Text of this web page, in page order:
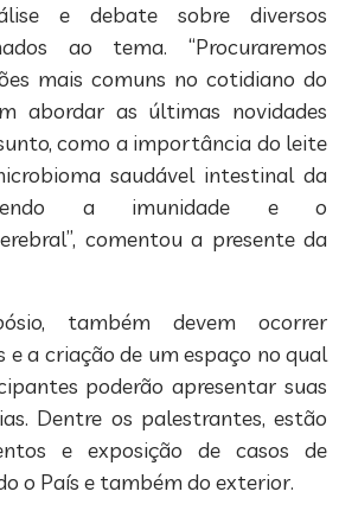
e debate sobre diversos
ao tema. “Procuraremos
mais comuns no cotidiano do
abordar as últimas novidades
como a importância do leite
saudável intestinal da
a imunidade e o
comentou a presente da
também devem ocorrer
e a criação de um espaço no qual
poderão apresentar suas
Dentre os palestrantes, estão
e exposição de casos de
o País e também do exterior.